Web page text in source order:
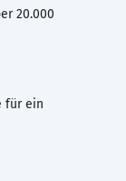
20.000
für ein